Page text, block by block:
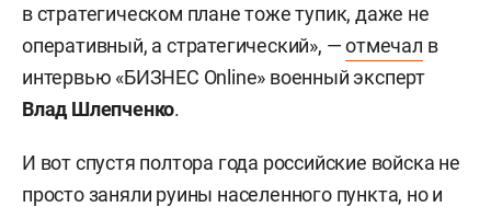
в стратегическом плане тоже тупик, даже не
оперативный, а стратегический», —отмечал в
интервью «БИЗНЕС Online» военный эксперт
Влад Шлепченко.
И вот спустя полтора года российские войска не
просто заняли руины населенного пункта, но и